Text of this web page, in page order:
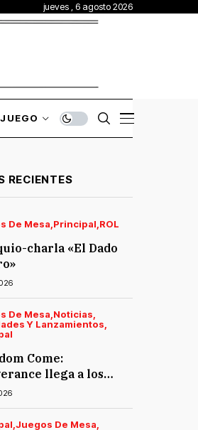
jueves , 6 agosto 2026
RECIENTES
De Mesa Principal ROL
charla «El Dado
De Mesa Noticias
Y Lanzamientos
Come:
llega a los
de mesa… y la
también
Juegos De Mesa